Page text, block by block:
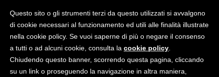
Copyright @ 2023 TATTICA S.R.L. | All rights
reserved | P.I. 05903351004
Questo sito o gli strumenti terzi da questo utilizzati si avvalgono
di cookie necessari al funzionamento ed utili alle finalità illustrate
nella cookie policy. Se vuoi saperne di più o negare il consenso
a tutti o ad alcuni cookie, consulta la cookie policy
Chiudendo questo banner, scorrendo questa pagina, cliccando
su un link o proseguendo la navigazione in altra maniera,